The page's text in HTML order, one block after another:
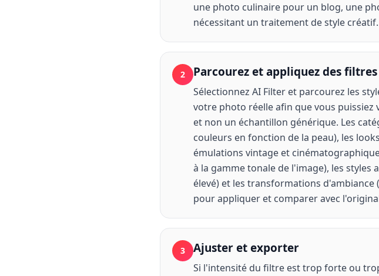
une photo culinaire pour un blog, une
nécessitant un traitement de style créatif.
2 Parcourez et appliquez des
Sélectionnez AI Filter et parcourez les
votre photo réelle afin que vous
et non un échantillon générique. Les
couleurs en fonction de la peau), les
émulations vintage et
à la gamme tonale de l'image), les
élevé) et les transformations
pour appliquer et comparer avec
3 Ajuster et exporter
Si l'intensité du filtre est trop forte ou